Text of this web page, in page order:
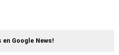
en Google News!